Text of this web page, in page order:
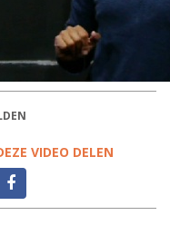
VIDEO DELEN